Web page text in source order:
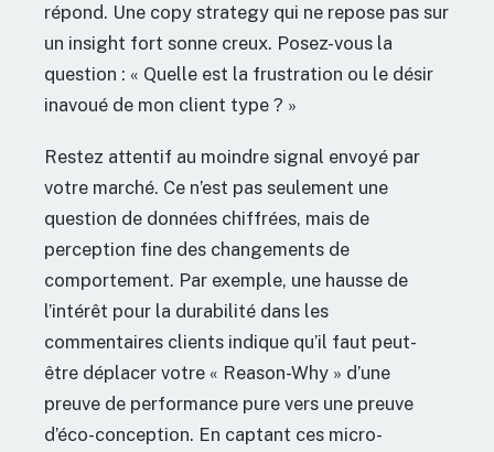
répond. Une copy strategy qui ne repose pas sur
un insight fort sonne creux. Posez-vous la
question : « Quelle est la frustration ou le désir
inavoué de mon client type ? »
Restez attentif au moindre signal envoyé par
votre marché. Ce n’est pas seulement une
question de données chiffrées, mais de
perception fine des changements de
comportement. Par exemple, une hausse de
l’intérêt pour la durabilité dans les
commentaires clients indique qu’il faut peut-
être déplacer votre « Reason-Why » d’une
preuve de performance pure vers une preuve
d’éco-conception. En captant ces micro-